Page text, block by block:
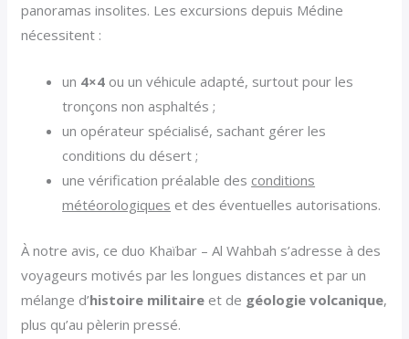
panoramas insolites. Les excursions depuis Médine
nécessitent :
un 4×4 ou un véhicule adapté, surtout pour les
tronçons non asphaltés ;
un opérateur spécialisé, sachant gérer les
conditions du désert ;
une vérification préalable des conditions
météorologiques et des éventuelles autorisations.
À notre avis, ce duo Khaïbar – Al Wahbah s’adresse à des
voyageurs motivés par les longues distances et par un
mélange d’histoire militaire et de géologie volcanique,
plus qu’au pèlerin pressé.